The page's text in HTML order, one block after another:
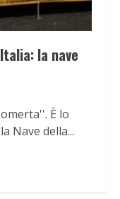
la nave
È lo
Nave della...